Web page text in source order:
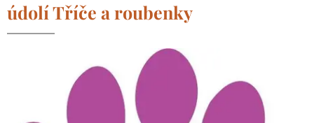
údolí Tříče a roubenky